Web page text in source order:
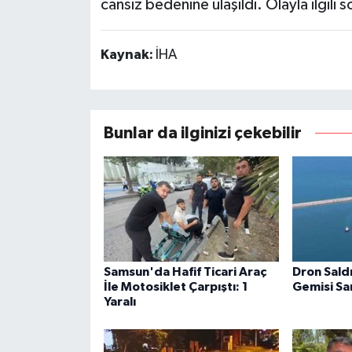
cansız bedenine ulaşıldı. Olayla ilgili
Kaynak: İHA
Bunlar da ilginizi çekebilir
Samsun'da Hafif Ticari Araç
İle Motosiklet Çarpıştı: 1
Yaralı
Dron
Gemisi